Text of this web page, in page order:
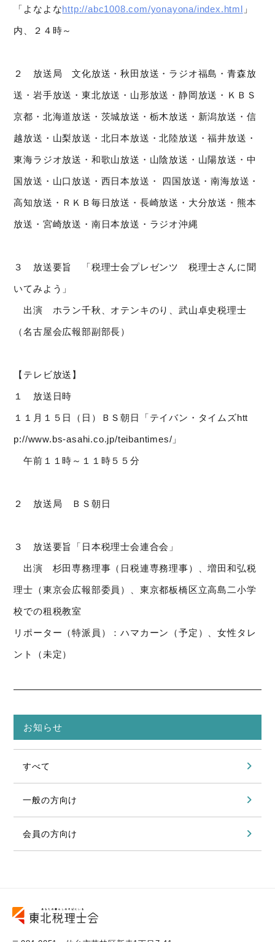
「よなよなhttp://abc1008.com/yonayona/index.html 」
内、２４時～
２ 放送局 文化放送・秋田放送・ラジオ福島・青森放
送・岩手放送・東北放送・山形放送・静岡放送・ＫＢＳ
京都・北海道放送・茨城放送・栃木放送・新潟放送・信
越放送・山梨放送・北日本放送・北陸放送・福井放送・
東海ラジオ放送・和歌山放送・山陰放送・山陽放送・中
国放送・山口放送・西日本放送・ 四国放送・南海放送・
高知放送・ＲＫＢ毎日放送・長崎放送・大分放送・熊本
放送・宮崎放送・南日本放送・ラジオ沖縄
３ 放送要旨 「税理士会プレゼンツ 税理士さんに聞
いてみよう」
出演 ホラン千秋、オテンキのり、武山卓史税理士
（名古屋会広報部副部長）
【テレビ放送】
１ 放送日時
１１月１５日（日）ＢＳ朝日「テイバン・タイムズhtt
p://www.bs-asahi.co.jp/teibantimes/」
午前１１時～１１時５５分
２ 放送局 ＢＳ朝日
３ 放送要旨「日本税理士会連合会」
出演 杉田専務理事（日税連専務理事）、増田和弘税
理士（東京会広報部委員）、東京都板橋区立高島二小学
校での租税教室
リポーター（特派員）：ハマカーン（予定）、女性タレ
ント（未定）
お知らせ
すべて
一般の方向け
会員の方向け